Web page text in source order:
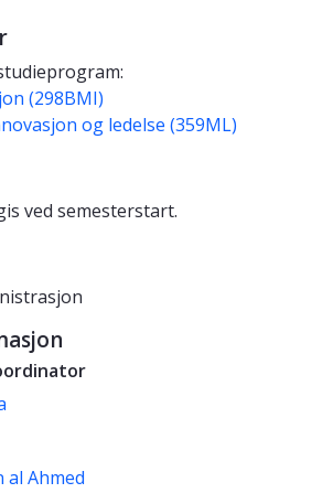
(298BMI)
og ledelse (359ML)
ved semesterstart.
al Ahmed